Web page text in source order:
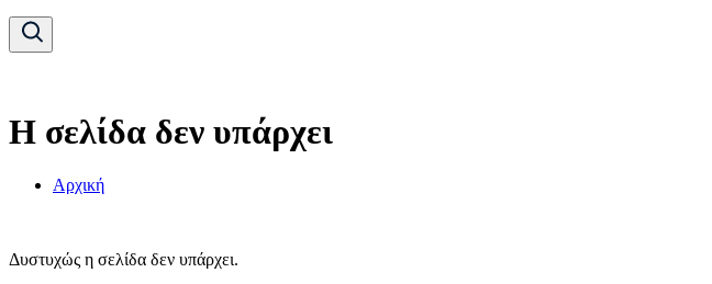
Η σελίδα δεν υπάρχει
Αρχική
Δυστυχώς η σελίδα δεν υπάρχει.